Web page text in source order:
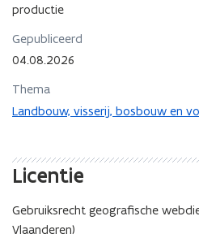
productie
Gepubliceerd
04.08.2026
Thema
Landbouw, visserij, bosbouw en
Licentie
Gebruiksrecht geografische
Vlaanderen)